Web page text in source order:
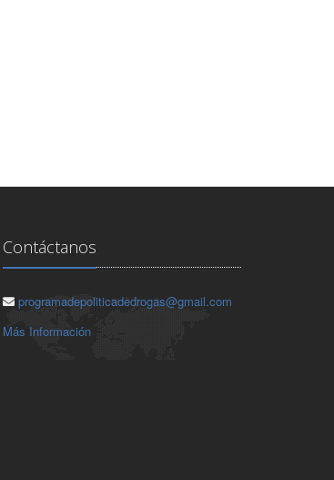
Contáctanos
programadepoliticadedrogas@gmail.com
Más Información